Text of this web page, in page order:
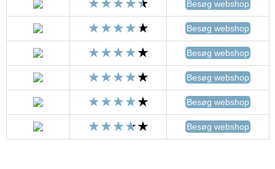
Besøg webshop
Besøg webshop
Besøg webshop
Besøg webshop
Besøg webshop
Besøg webshop